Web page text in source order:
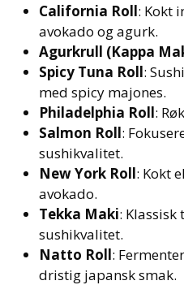
California Roll: Kokt
avokado og agurk.
Agurkrull (Kappa
Spicy Tuna Roll:
med spicy majones.
Philadelphia Roll:
Salmon Roll:
sushikvalitet.
New York Roll: Kokt
avokado.
Tekka Maki:
sushikvalitet.
Natto Roll:
dristig japansk smak.